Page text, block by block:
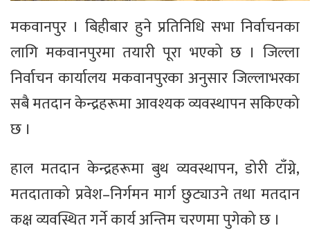
मकवानपुर । बिहीबार हुने प्रतिनिधि सभा निर्वाचनका
लागि मकवानपुरमा तयारी पूरा भएको छ । जिल्ला
निर्वाचन कार्यालय मकवानपुरका अनुसार जिल्लाभरका
सबै मतदान केन्द्रहरूमा आवश्यक व्यवस्थापन सकिएको
छ ।
हाल मतदान केन्द्रहरूमा बुथ व्यवस्थापन, डोरी टाँग्ने,
मतदाताको प्रवेश–निर्गमन मार्ग छुट्याउने तथा मतदान
कक्ष व्यवस्थित गर्ने कार्य अन्तिम चरणमा पुगेको छ ।